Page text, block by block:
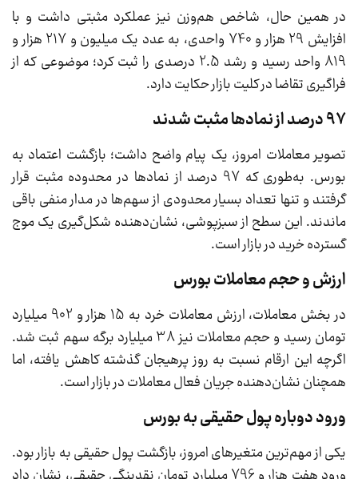
در همین حال، شاخص هم‌وزن نیز عملکرد مثبتی داشت و با
افزایش 29 هزار و 740 واحدی، به عدد یک میلیون و 217 هزار و
819 واحد رسید و رشد 2.5 درصدی را ثبت کرد؛ موضوعی که از
فراگیری تقاضا در کلیت بازار حکایت دارد.
97 درصد از نمادها مثبت شدند
تصویر معاملات امروز، یک پیام واضح داشت؛ بازگشت اعتماد به
بورس. به‌طوری که 97 درصد از نمادها در محدوده مثبت قرار
گرفتند و تنها تعداد بسیار محدودی از سهم‌ها در مدار منفی باقی
ماندند. این سطح از سبزپوشی، نشان‌دهنده شکل‌گیری یک موج
گسترده خرید در بازار است.
ارزش و حجم معاملات بورس
در بخش معاملات، ارزش معاملات خرد به 15 هزار و 902 میلیارد
تومان رسید و حجم معاملات نیز 38 میلیارد برگه سهم ثبت شد.
اگرچه این ارقام نسبت به روز پرهیجان گذشته کاهش یافته، اما
همچنان نشان‌دهنده جریان فعال معاملات در بازار است.
ورود دوباره پول حقیقی به بورس
یکی از مهم‌ترین متغیرهای امروز، بازگشت پول حقیقی به بازار بود.